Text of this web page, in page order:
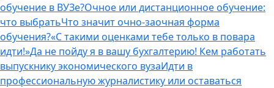
обучение в ВУЗе?Очное или дистанционное обучение:
что выбратьЧто значит очно-заочная форма
обучения?«С такими оценками тебе только в повара
идти!»Да не пойду я в вашу бухгалтерию! Кем работать
выпускнику экономического вузаИдти в
профессиональную журналистику или оставаться